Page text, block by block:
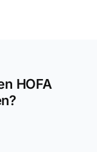
HOFA